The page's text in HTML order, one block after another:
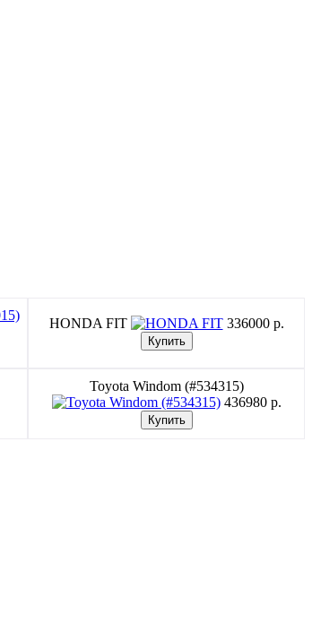
HONDA FIT 336000 p.
Toyota Windom (#534315)
436980 p.